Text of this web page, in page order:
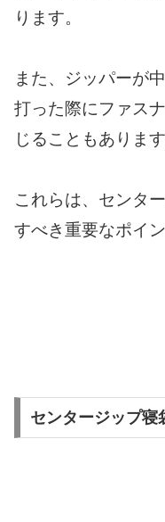
ります。
また、ジッパーが
打った際にファス
じることもあります
これらは、センタ
すべき重要なポイン
センタージップ寝